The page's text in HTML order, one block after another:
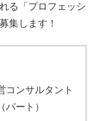
る「プロフェッシ
集します！
コンサルタント
パート）